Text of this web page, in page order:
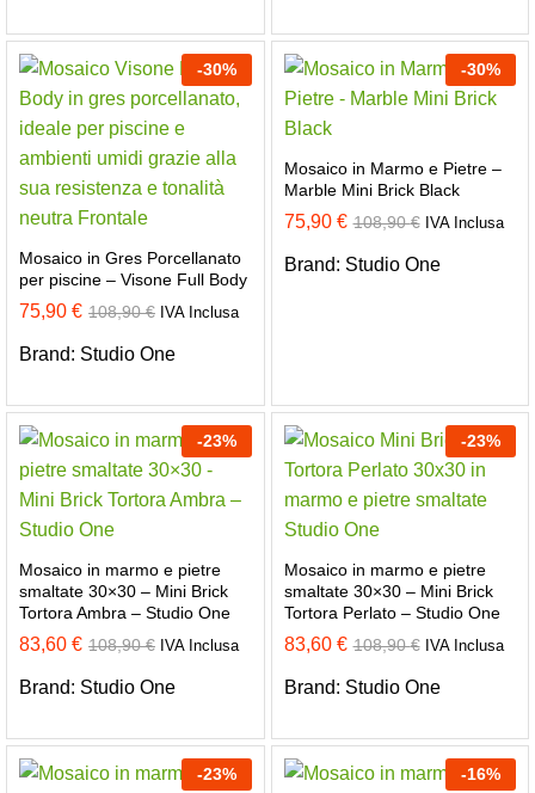
-30%
Mosaico in Gres Porcellanato
per piscine – Visone Full Body
75,90 € 108,90€ IVA Inclusa
Brand: Studio One
-30%
Mosaico in Marmo e Pietre –
Marble Mini Brick Black
75,90 € 108,90€ IVA Inclusa
Brand: Studio One
-23%
Mosaico in marmo e pietre
smaltate 30×30 – Mini Brick
Tortora Ambra – Studio One
83,60 € 108,90€ IVA Inclusa
Brand: Studio One
-23%
Mosaico in marmo e pietre
smaltate 30×30 – Mini Brick
Tortora Perlato – Studio One
83,60 € 108,90€ IVA Inclusa
Brand: Studio One
-23% -16%